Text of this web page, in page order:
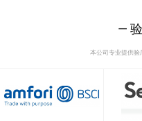
—
本公司专业提供验